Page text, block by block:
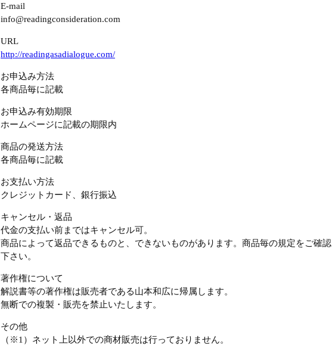
E-mail
info@readingconsideration.com
URL
http://readingasadialogue.com/
お申込み方法
各商品毎に記載
お申込み有効期限
ホームページに記載の期限内
商品の発送方法
各商品毎に記載
お支払い方法
クレジットカード、銀行振込
キャンセル・返品
代金の支払い前まではキャンセル可。
商品によって返品できるものと、できないものがあります。商品毎の規定をご確認
下さい。
著作権について
解説書等の著作権は販売者である山本和広に帰属します。
無断での複製・販売を禁止いたします。
その他
（※1）ネット上以外での商材販売は行っておりません。